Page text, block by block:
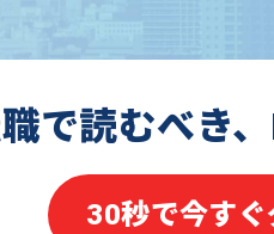
で読むべき
30秒で今す